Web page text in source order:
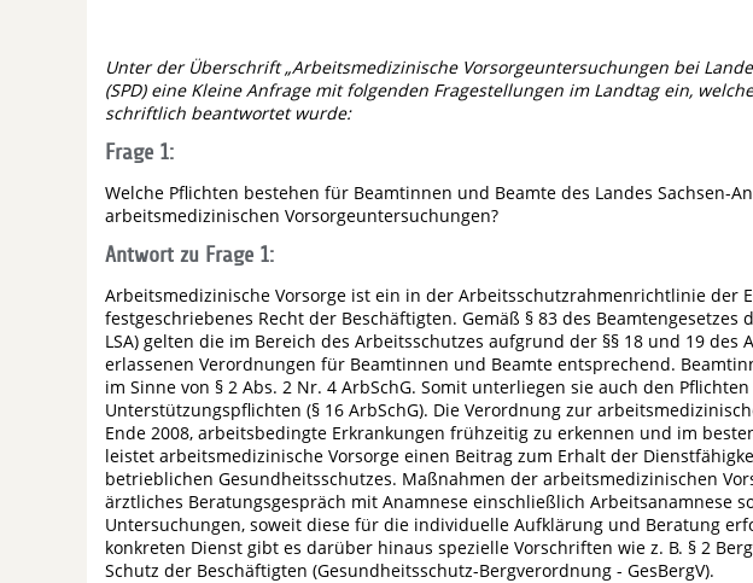
Unter der Überschrift „Arbeitsmedizinische Vorsorgeuntersuchungen bei
(SPD) eine Kleine Anfrage mit folgenden Fragestellungen im Landtag ein,
schriftlich beantwortet wurde:
Frage 1:
Welche Pflichten bestehen für Beamtinnen und Beamte des Landes Sachsen-
arbeitsmedizinischen Vorsorgeuntersuchungen?
Antwort zu Frage 1:
Arbeitsmedizinische Vorsorge ist ein in der Arbeitsschutzrahmenrichtlinie der
festgeschriebenes Recht der Beschäftigten. Gemäß § 83 des Beamtengesetzes
LSA) gelten die im Bereich des Arbeitsschutzes aufgrund der §§ 18 und 19 des
erlassenen Verordnungen für Beamtinnen und Beamte entsprechend.
im Sinne von § 2 Abs. 2 Nr. 4 ArbSchG. Somit unterliegen sie auch den
Unterstützungspflichten (§ 16 ArbSchG). Die Verordnung zur
Ende 2008, arbeitsbedingte Erkrankungen frühzeitig zu erkennen und im
leistet arbeitsmedizinische Vorsorge einen Beitrag zum Erhalt der
betrieblichen Gesundheitsschutzes. Maßnahmen der arbeitsmedizinischen
ärztliches Beratungsgespräch mit Anamnese einschließlich Arbeitsanamnese
Untersuchungen, soweit diese für die individuelle Aufklärung und Beratung
konkreten Dienst gibt es darüber hinaus spezielle Vorschriften wie z. B. § 2
Schutz der Beschäftigten (Gesundheitsschutz-Bergverordnung - GesBergV).